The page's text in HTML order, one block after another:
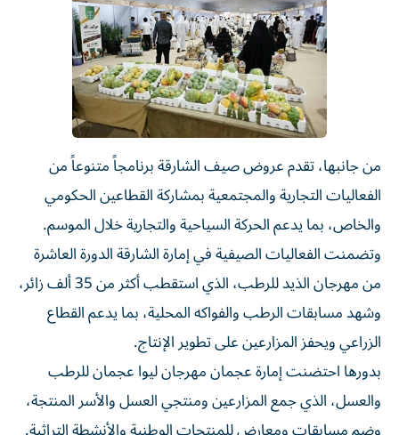
من جانبها، تقدم عروض صيف الشارقة برنامجاً متنوعاً من
الفعاليات التجارية والمجتمعية بمشاركة القطاعين الحكومي
والخاص، بما يدعم الحركة السياحية والتجارية خلال الموسم.
وتضمنت الفعاليات الصيفية في إمارة الشارقة الدورة العاشرة
من مهرجان الذيد للرطب، الذي استقطب أكثر من 35 ألف زائر،
وشهد مسابقات الرطب والفواكه المحلية، بما يدعم القطاع
الزراعي ويحفز المزارعين على تطوير الإنتاج.
بدورها احتضنت إمارة عجمان مهرجان ليوا عجمان للرطب
والعسل، الذي جمع المزارعين ومنتجي العسل والأسر المنتجة،